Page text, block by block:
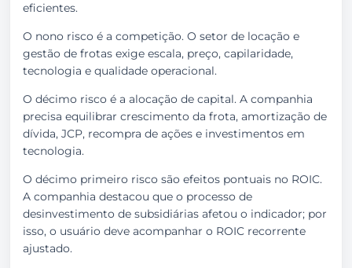
eficientes.
O nono risco é a competição. O setor de locação e
gestão de frotas exige escala, preço, capilaridade,
tecnologia e qualidade operacional.
O décimo risco é a alocação de capital. A companhia
precisa equilibrar crescimento da frota, amortização de
dívida, JCP, recompra de ações e investimentos em
tecnologia.
O décimo primeiro risco são efeitos pontuais no ROIC.
A companhia destacou que o processo de
desinvestimento de subsidiárias afetou o indicador; por
isso, o usuário deve acompanhar o ROIC recorrente
ajustado.